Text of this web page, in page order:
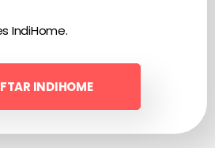
IndiHome.
INDIHOME